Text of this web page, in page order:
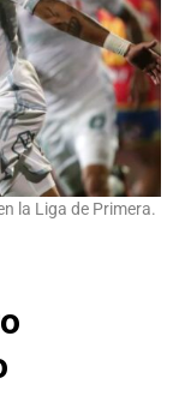
la Liga de Primera.